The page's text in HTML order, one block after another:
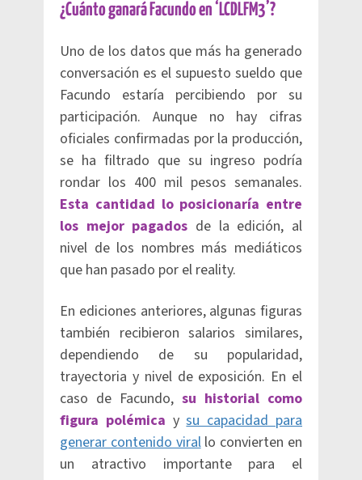
¿Cuánto ganará Facundo en ‘LCDLFM3’?
Uno de los datos que más ha generado
conversación es el supuesto sueldo que
Facundo estaría percibiendo por su
participación. Aunque no hay cifras
oficiales confirmadas por la producción,
se ha filtrado que su ingreso podría
rondar los 400 mil pesos semanales.
Esta cantidad lo posicionaría entre
los mejor pagados de la edición, al
nivel de los nombres más mediáticos
que han pasado por el reality.
En ediciones anteriores, algunas figuras
también recibieron salarios similares,
dependiendo de su popularidad,
trayectoria y nivel de exposición. En el
caso de Facundo, su historial como
figura polémica ysu capacidad para
generar contenido virallo convierten en
un atractivo importante para el